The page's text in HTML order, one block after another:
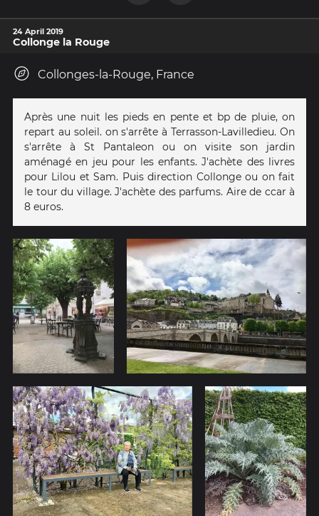
24 April 2019
Collonge la Rouge
Collonges-la-Rouge, France
Après une nuit les pieds en pente et bp de pluie, on
repart au soleil. on s'arrête à Terrasson-Lavilledieu. On
s'arrête à St Pantaleon ou on visite son jardin
aménagé en jeu pour les enfants. J'achète des livres
pour Lilou et Sam. Puis direction Collonge ou on fait
le tour du village. J'achète des parfums. Aire de ccar à
8 euros.